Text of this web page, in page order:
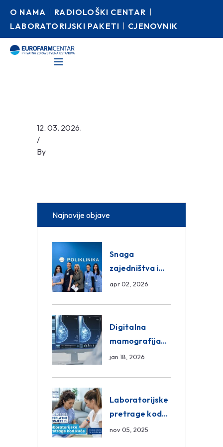
O NAMA
RADIOLOŠKI CENTAR
LABORATORIJSKI PAKETI
CJENOVNIK
12. 03. 2026.
/
By
Najnovije objave
Snaga
zajedništva i
razmjena
Group
apr 02, 2026
Digitalna
mamografija
Sarajevo –
Centar
Poliklinika
jan 18, 2026
Laboratorijske
pretrage kod
kuće – novo u
nov 05, 2025